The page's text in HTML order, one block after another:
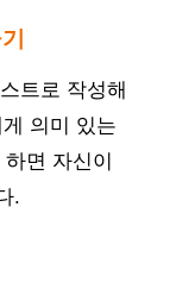
트로 작성해
의미 있는
면 자신이
.